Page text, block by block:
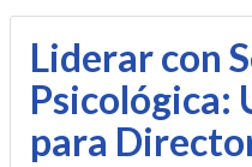
Liderar con
Psicológica:
para